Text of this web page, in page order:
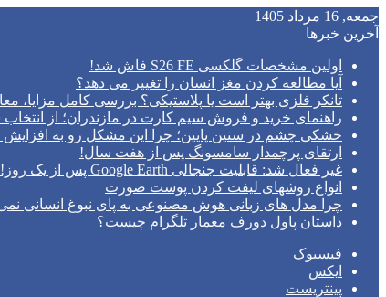
جمعه, 16 مرداد 1405
آخرین خبرها
اولین مشخصات گلکسی S26 FE فاش شد!
آیا مطالعه کردن مغز انسان را تغییر می‌ دهد؟
تانکر فلزی بهتر است یا پلاستیکی؟ بررسی کامل مزایا،
راهنمای خرید و فروش سیم کارت در مازندران؛ از
خشکی چشم در سنین پایین؛ چرا این مشکل رو به
ارتقای پرچمدار سامسونگ پس از هفت سال!
غیر فعال شد: قابلیت جنجالی Google Earth پس از یک روز!
انواع روشهای لیفت کردن پوست صورت
چرا مدل‌ های زبانی هوش مصنوعی به پای نبوغ انسانی
داستان پاول دورف معمار تلگرام چیست؟
فیسبوک
ایکس
پینتریست